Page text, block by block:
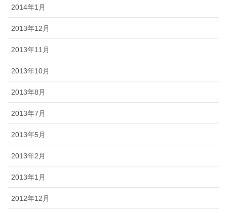
2014年1月
2013年12月
2013年11月
2013年10月
2013年8月
2013年7月
2013年5月
2013年2月
2013年1月
2012年12月